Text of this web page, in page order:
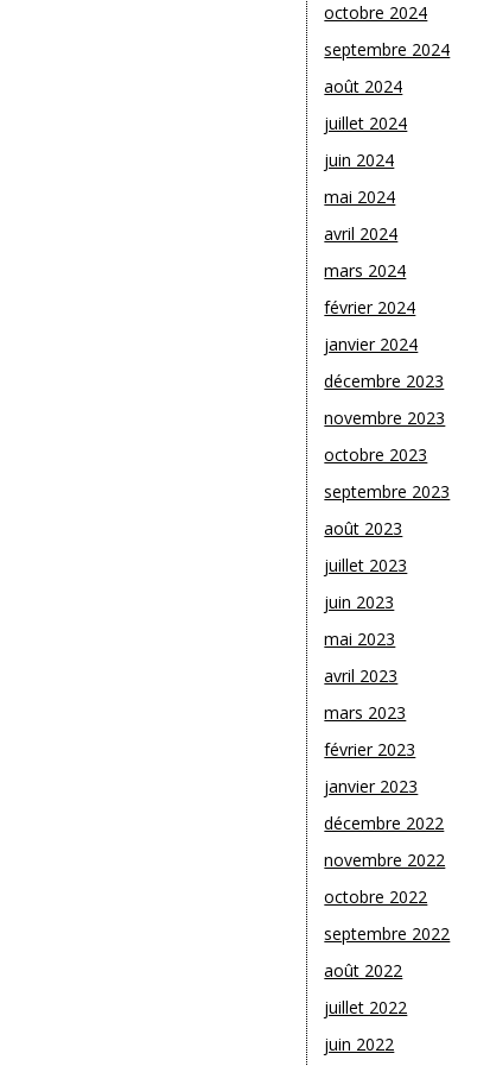
octobre 2024
septembre 2024
août 2024
juillet 2024
juin 2024
mai 2024
avril 2024
mars 2024
février 2024
janvier 2024
décembre 2023
novembre 2023
octobre 2023
septembre 2023
août 2023
juillet 2023
juin 2023
mai 2023
avril 2023
mars 2023
février 2023
janvier 2023
décembre 2022
novembre 2022
octobre 2022
septembre 2022
août 2022
juillet 2022
juin 2022